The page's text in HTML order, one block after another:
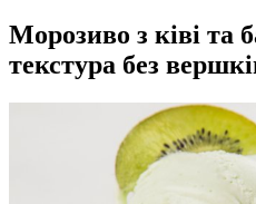
Морозиво з ківі та
текстура без